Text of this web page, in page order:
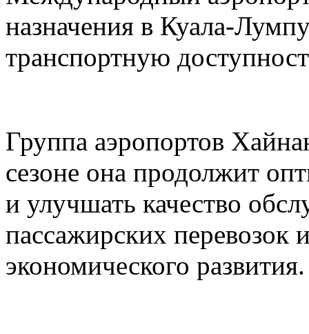
назначения в Куала-
транспортную
Группа аэропортов
сезоне она продолжит
и улучшать качество
пассажирских перевозок
экономического развития.